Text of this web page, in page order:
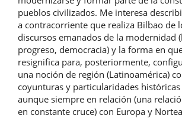
pueblos civilizados. Me interesa
a contracorriente que realiza Bilbao de
discursos emanados de la modernidad
progreso, democracia) y la forma en
resignifica para, posteriormente,
una noción de región (Latinoamérica)
coyunturas y particularidades
aunque siempre en relación (una
en constante cruce) con Europa y